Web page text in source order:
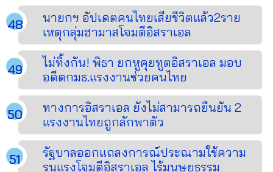
นายกฯ อัปเดตคนไทยเสียชีวิตแล้ว2ราย
เหตุกลุ่มฮามาสโจมตีอิสราเอล
ไม่ทิ้งกัน! พิธา ยกหูคุยทูตอิสราเอล มอบ
อดีตกมธ.แรงงานช่วยคนไทย
ทางการอิสราเอล ยังไม่สามารถยืนยัน 2
แรงงานไทยถูกลักพาตัว
รัฐบาลออกแถลงการณ์ประณามใช้ความ
รุนแรงโจมตีอิสราเอล ไร้มนุษยธรรม